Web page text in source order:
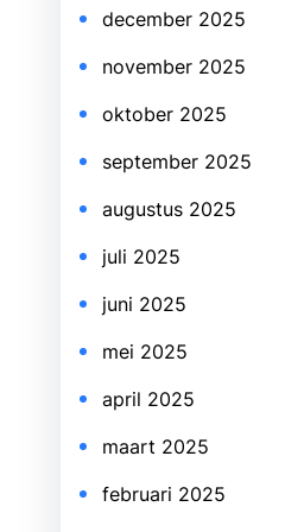
december 2025
november 2025
oktober 2025
september 2025
augustus 2025
juli 2025
juni 2025
mei 2025
april 2025
maart 2025
februari 2025